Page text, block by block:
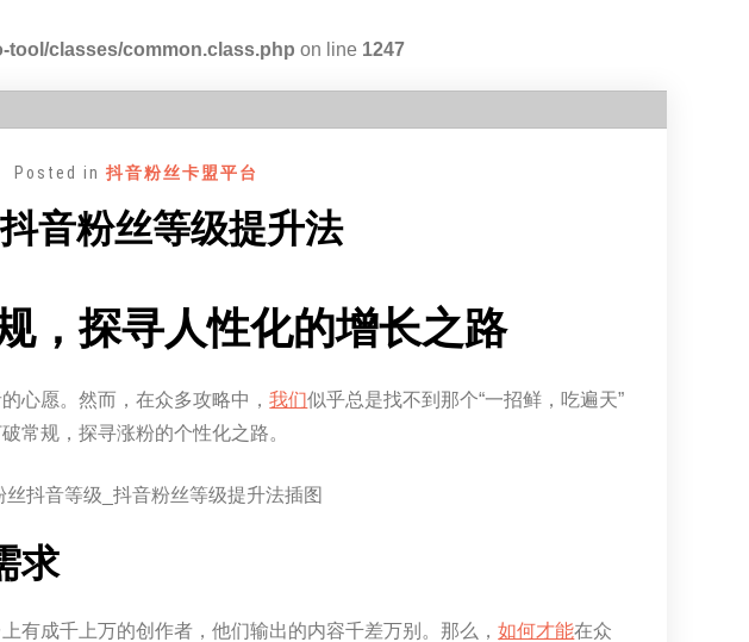
tool/classes/common.class.php on line 1247
Posted in抖音粉丝卡盟平台
音粉丝等级提升法
，探寻人性化的增长之路
心愿。然而，在众多攻略中，我们似乎总是找不到那个“一招鲜，吃遍天”
常规，探寻涨粉的个性化之路。
求
有成千上万的创作者，他们输出的内容千差万别。那么，如何才能在众